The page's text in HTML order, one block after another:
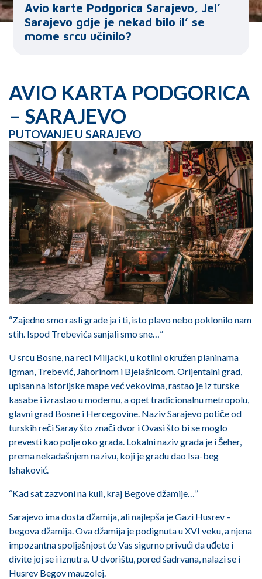
Avio karte Podgorica Sarajevo, Jel’
Sarajevo gdje je nekad bilo il’ se
mome srcu učinilo?
AVIO KARTA PODGORICA
– SARAJEVO
PUTOVANJE U SARAJEVO
“Zajedno smo rasli grade ja i ti, isto plavo nebo poklonilo nam
stih. Ispod Trebevića sanjali smo sne…”
U srcu Bosne, na reci Miljacki, u kotlini okružen planinama
Igman, Trebević, Jahorinom i Bjelašnicom. Orijentalni grad,
upisan na istorijske mape već vekovima, rastao je iz turske
kasabe i izrastao u modernu, a opet tradicionalnu metropolu,
glavni grad Bosne i Hercegovine. Naziv Sarajevo potiče od
turskih reči Saray što znači dvor i Ovasi što bi se moglo
prevesti kao polje oko grada. Lokalni naziv grada je i Šeher,
prema nekadašnjem nazivu, koji je gradu dao Isa-beg
Ishaković.
“Kad sat zazvoni na kuli, kraj Begove džamije…”
Sarajevo ima dosta džamija, ali najlepša je Gazi Husrev –
begova džamija. Ova džamija je podignuta u XVI veku, a njena
impozantna spoljašnjost će Vas sigurno privući da uđete i
divite joj se i iznutra. U dvorištu, pored šadrvana, nalazi se i
Husrev Begov mauzolej.